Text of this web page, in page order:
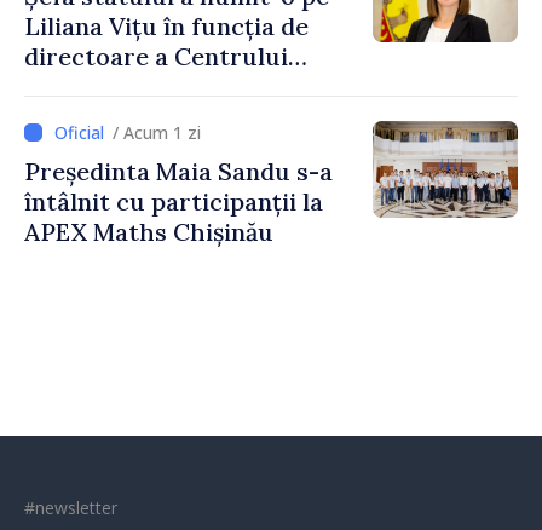
Liliana Vițu în funcția de
directoare a Centrului
Strategică și Contracarare a
Dezinformării
/ Acum 1 zi
Președinta Maia Sandu s-a
întâlnit cu participanții la
APEX Maths Chișinău
#newsletter